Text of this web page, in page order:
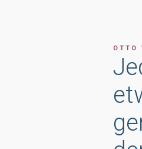
OTTO